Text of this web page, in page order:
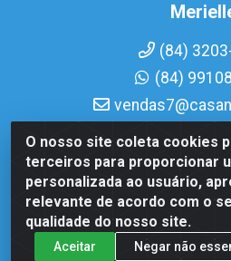
O nosso site coleta cookies
terceiros para proporcionar
personalizada ao usuário,
relevante de acordo com o
qualidade do nosso site.
Aceitar Negar não
(84)
(84)
Casa Norte LTDA - Av. Interventor
Sept Rosado, Natal/RN -
08.713.513/